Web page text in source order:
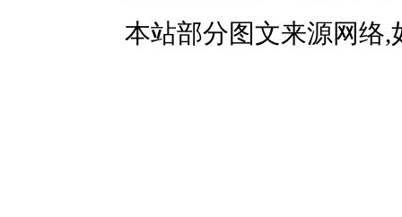
本站部分图文来源网络